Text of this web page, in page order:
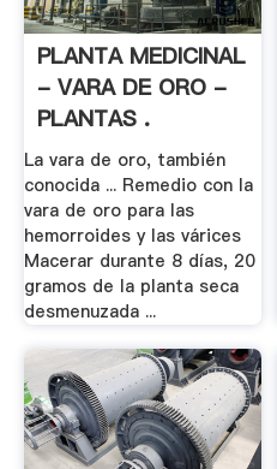
PLANTA MEDICINAL
- VARA DE ORO -
PLANTAS .
La vara de oro, también
conocida ... Remedio con la
vara de oro para las
hemorroides y las várices
Macerar durante 8 días, 20
gramos de la planta seca
desmenuzada ...